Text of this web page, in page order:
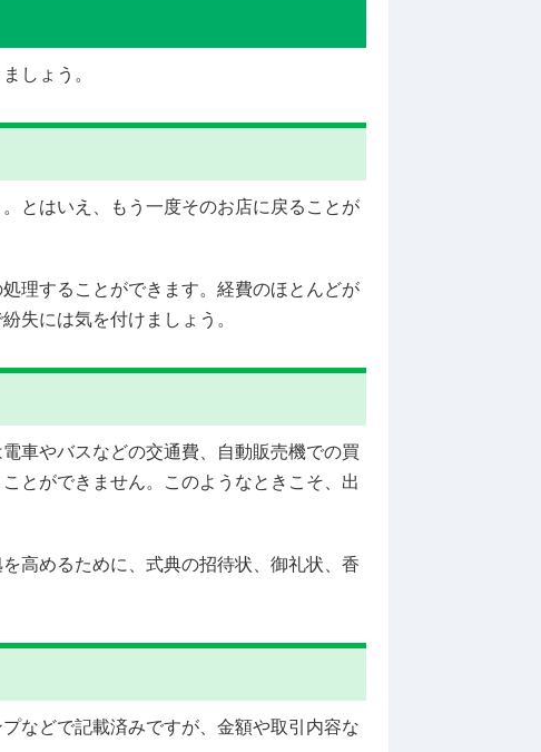
しょう。
とはいえ、もう一度そのお店に戻ることが
理することができます。経費のほとんどが
失には気を付けましょう。
車やバスなどの交通費、自動販売機での買
とができません。このようなときこそ、出
高めるために、式典の招待状、御礼状、香
などで記載済みですが、金額や取引内容な